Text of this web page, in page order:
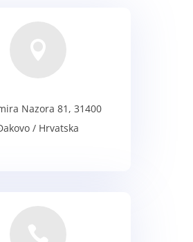
Nazora 81, 31400
/ Hrvatska